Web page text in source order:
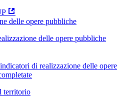
delle opere pubbliche
delle opere pubbliche
di realizzazione delle opere
territorio